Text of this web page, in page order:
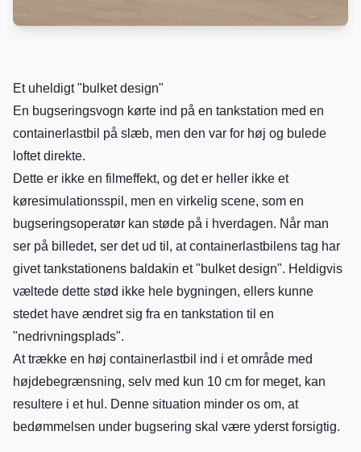
Et uheldigt "bulket design"
En bugseringsvogn kørte ind på en tankstation med en
containerlastbil på slæb, men den var for høj og bulede
loftet direkte.
Dette er ikke en filmeffekt, og det er heller ikke et
køresimulationsspil, men en virkelig scene, som en
bugseringsoperatør kan støde på i hverdagen. Når man
ser på billedet, ser det ud til, at containerlastbilens tag har
givet tankstationens baldakin et "bulket design". Heldigvis
væltede dette stød ikke hele bygningen, ellers kunne
stedet have ændret sig fra en tankstation til en
"nedrivningsplads".
At trække en høj containerlastbil ind i et område med
højdebegrænsning, selv med kun 10 cm for meget, kan
resultere i et hul. Denne situation minder os om, at
bedømmelsen under bugsering skal være yderst forsigtig.